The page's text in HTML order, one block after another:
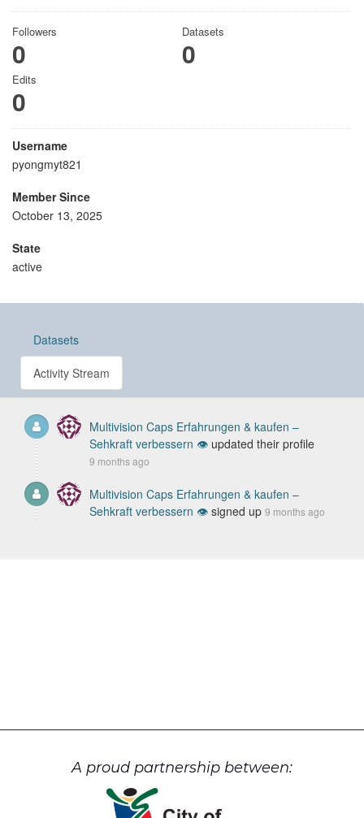
Followers
0
Datasets
0
Edits
0
Username
pyongmyt821
Member Since
October 13, 2025
State
active
Datasets
Activity Stream
Multivision Caps Erfahrungen & kaufen –
Sehkraft verbessern 👁️ updated their profile
9 months ago
Multivision Caps Erfahrungen & kaufen –
Sehkraft verbessern 👁️ signed up 9 months ago
A proud partnership between: